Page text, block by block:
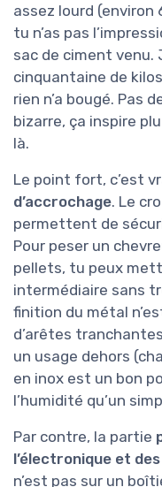
assez lourd
tu n’as pas
sac de ciment venu.
cinquantaine de
rien n’a bougé. Pas
bizarre, ça inspire
là.
Le point fort, c’est
d’accrochage. Le
permettent de
Pour peser un
pellets, tu peux
intermédiaire sans
finition du métal
d’arêtes
un usage dehors
en inox est un bon
l’humidité qu’un
Par contre, la partie
l’électronique et
n’est pas sur un